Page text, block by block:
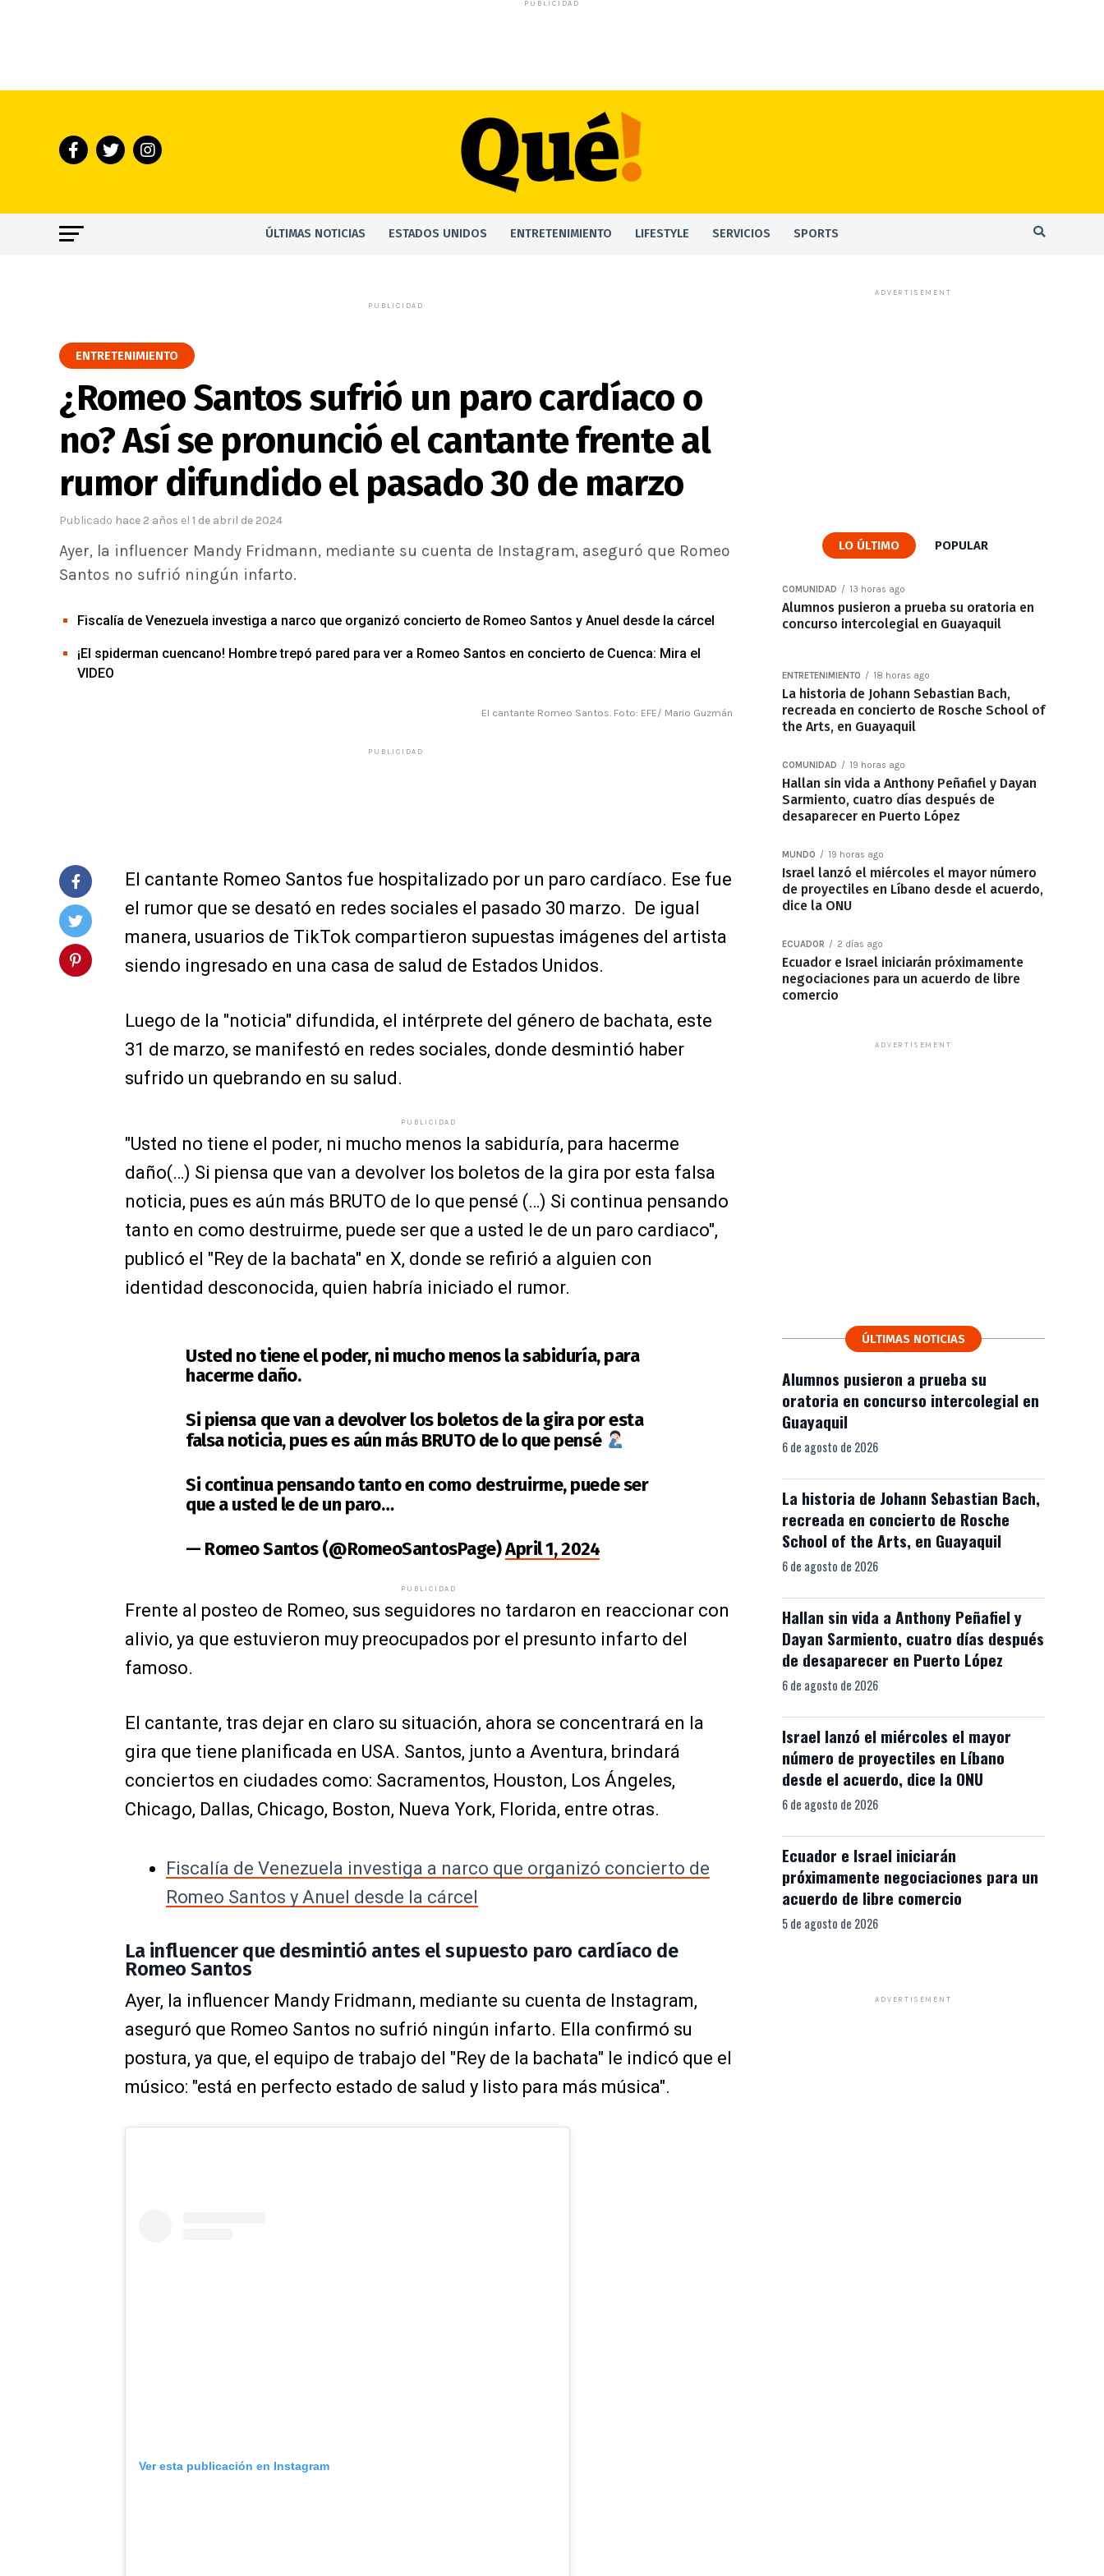
PUBLICIDAD
ÚLTIMAS NOTICIAS ESTADOS UNIDOS ENTRETENIMIENTO LIFESTYLE SERVICIOS SPORTS
PUBLICIDAD
ENTRETENIMIENTO
¿Romeo Santos sufrió un paro cardíaco o
no? Así se pronunció el cantante frente al
rumor difundido el pasado 30 de marzo
Publicado hace 2 años el 1 de abril de 2024
Ayer, la influencer Mandy Fridmann, mediante su cuenta de Instagram, aseguró que Romeo
Santos no sufrió ningún infarto.
Fiscalía de Venezuela investiga a narco que organizó concierto de Romeo Santos y Anuel desde la cárcel
¡El spiderman cuencano! Hombre trepó pared para ver a Romeo Santos en concierto de Cuenca: Mira el
VIDEO
El cantante Romeo Santos. Foto: EFE/ Mario Guzmán
PUBLICIDAD
El cantante Romeo Santos fue hospitalizado por un paro cardíaco. Ese fue
el rumor que se desató en redes sociales el pasado 30 marzo. De igual
manera, usuarios de TikTok compartieron supuestas imágenes del artista
siendo ingresado en una casa de salud de Estados Unidos.
Luego de la "noticia" difundida, el intérprete del género de bachata, este
31 de marzo, se manifestó en redes sociales, donde desmintió haber
sufrido un quebrando en su salud.
PUBLICIDAD
"Usted no tiene el poder, ni mucho menos la sabiduría, para hacerme
daño(…) Si piensa que van a devolver los boletos de la gira por esta falsa
noticia, pues es aún más BRUTO de lo que pensé (…) Si continua pensando
tanto en como destruirme, puede ser que a usted le de un paro cardiaco",
publicó el "Rey de la bachata" en X, donde se refirió a alguien con
identidad desconocida, quien habría iniciado el rumor.
Usted no tiene el poder, ni mucho menos la sabiduría, para
hacerme daño.
Si piensa que van a devolver los boletos de la gira por esta
falsa noticia, pues es aún más BRUTO de lo que pensé
Si continua pensando tanto en como destruirme, puede ser
que a usted le de un paro…
— Romeo Santos (@RomeoSantosPage)April 1, 2024
PUBLICIDAD
Frente al posteo de Romeo, sus seguidores no tardaron en reaccionar con
alivio, ya que estuvieron muy preocupados por el presunto infarto del
famoso.
El cantante, tras dejar en claro su situación, ahora se concentrará en la
gira que tiene planificada en USA. Santos, junto a Aventura, brindará
conciertos en ciudades como: Sacramentos, Houston, Los Ángeles,
Chicago, Dallas, Chicago, Boston, Nueva York, Florida, entre otras.
Fiscalía de Venezuela investiga a narco que organizó concierto de
Romeo Santos y Anuel desde la cárcel
La influencer que desmintió antes el supuesto paro cardíaco de
Romeo Santos
Ayer, la influencer Mandy Fridmann, mediante su cuenta de Instagram,
aseguró que Romeo Santos no sufrió ningún infarto. Ella confirmó su
postura, ya que, el equipo de trabajo del "Rey de la bachata" le indicó que el
músico: "está en perfecto estado de salud y listo para más música".
Ver esta publicación en Instagram
ADVERTISEMENT
LO ÚLTIMO POPULAR
COMUNIDAD 13 horas ago
Alumnos pusieron a prueba su oratoria en
concurso intercolegial en Guayaquil
ENTRETENIMIENTO 18 horas ago
La historia de Johann Sebastian Bach,
recreada en concierto de Rosche School of
the Arts, en Guayaquil
COMUNIDAD 19 horas ago
Hallan sin vida a Anthony Peñafiel y Dayan
Sarmiento, cuatro días después de
desaparecer en Puerto López
MUNDO 19 horas ago
Israel lanzó el miércoles el mayor número
de proyectiles en Líbano desde el acuerdo,
dice la ONU
ECUADOR 2 días ago
Ecuador e Israel iniciarán próximamente
negociaciones para un acuerdo de libre
comercio
ADVERTISEMENT
ÚLTIMAS NOTICIAS
Alumnos pusieron a prueba su
oratoria en concurso intercolegial en
Guayaquil
6 de agosto de 2026
La historia de Johann Sebastian Bach,
recreada en concierto de Rosche
School of the Arts, en Guayaquil
6 de agosto de 2026
Hallan sin vida a Anthony Peñafiel y
Dayan Sarmiento, cuatro días después
de desaparecer en Puerto López
6 de agosto de 2026
Israel lanzó el miércoles el mayor
número de proyectiles en Líbano
desde el acuerdo, dice la ONU
6 de agosto de 2026
Ecuador e Israel iniciarán
próximamente negociaciones para un
acuerdo de libre comercio
5 de agosto de 2026
ADVERTISEMENT